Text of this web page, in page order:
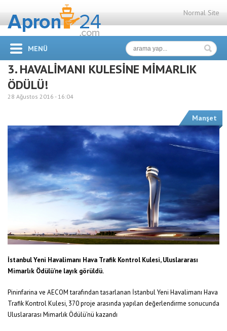
Normal Site
MENÜ
3. HAVALİMANI KULESİNE MİMARLIK
ÖDÜLÜ!
28 Ağustos 2016 - 16:04
Manşet
İstanbul Yeni Havalimanı Hava Trafik Kontrol Kulesi, Uluslararası
Mimarlık Ödülü’ne layık görüldü.
Pininfarina ve AECOM tarafından tasarlanan İstanbul Yeni Havalimanı Hava
Trafik Kontrol Kulesi, 370 proje arasında yapılan değerlendirme sonucunda
Uluslararası Mimarlık Ödülü’nü kazandı